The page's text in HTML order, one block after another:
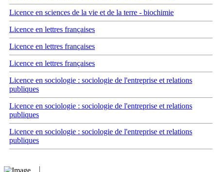
Licence en sciences de la vie et de la terre - biochimie
Licence en lettres françaises
Licence en lettres françaises
Licence en lettres françaises
Licence en sociologie : sociologie de l'entreprise et relations
publiques
Licence en sociologie : sociologie de l'entreprise et relations
publiques
Licence en sociologie : sociologie de l'entreprise et relations
publiques